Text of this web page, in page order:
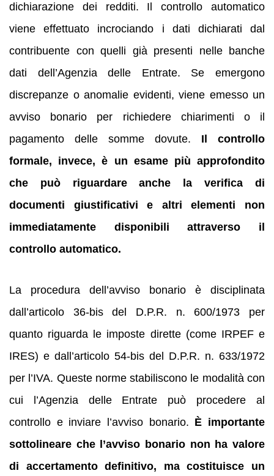
dichiarazione dei redditi. Il controllo automatico
viene effettuato incrociando i dati dichiarati dal
contribuente con quelli già presenti nelle banche
dati dell’Agenzia delle Entrate. Se emergono
discrepanze o anomalie evidenti, viene emesso un
avviso bonario per richiedere chiarimenti o il
pagamento delle somme dovute. Il controllo
formale, invece, è un esame più approfondito
che può riguardare anche la verifica di
documenti giustificativi e altri elementi non
immediatamente disponibili attraverso il
controllo automatico.
La procedura dell’avviso bonario è disciplinata
dall’articolo 36-bis del D.P.R. n. 600/1973 per
quanto riguarda le imposte dirette (come IRPEF e
IRES) e dall’articolo 54-bis del D.P.R. n. 633/1972
per l’IVA. Queste norme stabiliscono le modalità con
cui l’Agenzia delle Entrate può procedere al
controllo e inviare l’avviso bonario. È importante
sottolineare che l’avviso bonario non ha valore
di accertamento definitivo, ma costituisce un